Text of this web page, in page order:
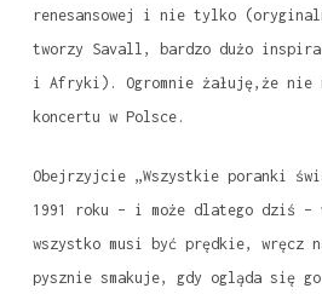
renesansowej i nie tylko
tworzy Savall, bardzo dużo
i Afryki). Ogromnie żałuję,że nie
koncertu w Polsce.
Obejrzyjcie „Wszystkie poranki
1991 roku – i może dlatego dziś –
wszystko musi być prędkie, wręcz
pysznie smakuje, gdy ogląda się